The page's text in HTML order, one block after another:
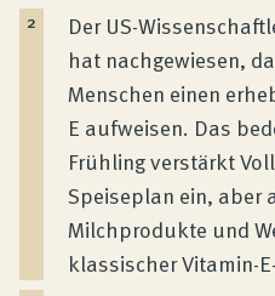
Der US-
hat nachgewiesen,
Menschen einen
E aufweisen. Das
Frühling verstärkt
Speiseplan ein, aber
Milchprodukte und
klassischer Vitamin-